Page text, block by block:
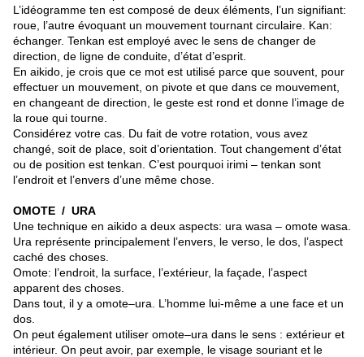
L’idéogramme ten est composé de deux éléments, l’un signifiant:
roue, l’autre évoquant un mouvement tournant circulaire. Kan:
échanger. Tenkan est employé avec le sens de changer de
direction, de ligne de conduite, d’état d’esprit.
En aikido, je crois que ce mot est utilisé parce que souvent, pour
effectuer un mouvement, on pivote et que dans ce mouvement,
en changeant de direction, le geste est rond et donne l’image de
la roue qui tourne.
Considérez votre cas. Du fait de votre rotation, vous avez
changé, soit de place, soit d’orientation. Tout changement d’état
ou de position est tenkan. C’est pourquoi irimi – tenkan sont
l’endroit et l’envers d’une même chose.
OMOTE / URA
Une technique en aikido a deux aspects: ura wasa – omote wasa.
Ura représente principalement l’envers, le verso, le dos, l’aspect
caché des choses.
Omote: l’endroit, la surface, l’extérieur, la façade, l’aspect
apparent des choses.
Dans tout, il y a omote–ura. L’homme lui-même a une face et un
dos.
On peut également utiliser omote–ura dans le sens : extérieur et
intérieur. On peut avoir, par exemple, le visage souriant et le